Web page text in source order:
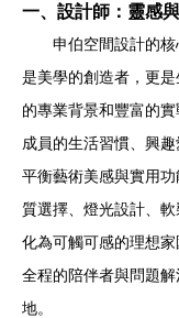
一、設計師：靈感
申伯空間設計的
是美學的創造者，更
的專業背景和豐富的
成員的生活習慣、興
平衡藝術美感與實用
質選擇、燈光設計、
化為可觸可感的理想
全程的陪伴者與問題
地。